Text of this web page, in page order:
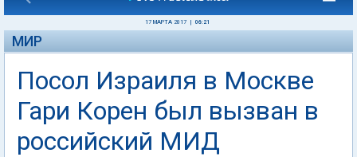
17 МАРТА 2017 06:21
МИР
Посол Израиля в Москве
Гари Корен был вызван в
российский МИД